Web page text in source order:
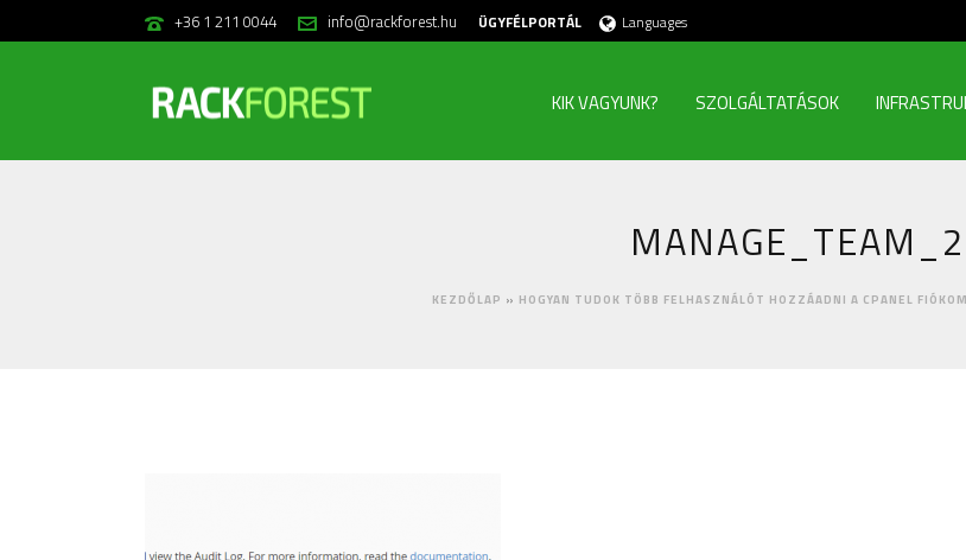
+36 1 211 0044 info@rackforest.hu ÜGYFÉLPORTÁL Languages
KIK VAGYUNK? SZOLGÁLTATÁSOK
MANAGE_TEAM_2
KEZDŐLAP » HOGYAN TUDOK TÖBB FELHASZNÁLÓT HOZZÁADNI A CPANEL